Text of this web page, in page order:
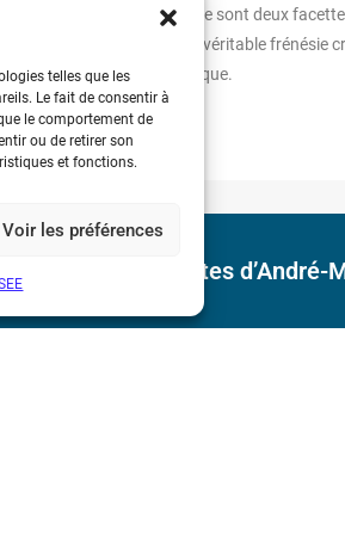
telles que les
Le fait de consentir à
le comportement de
ou de retirer son
et fonctions.
Voir les préférences
et courant électrique sont deux
est alors sujet à une véritable frénésie
de refonder la physique.
des découvertes d’André-